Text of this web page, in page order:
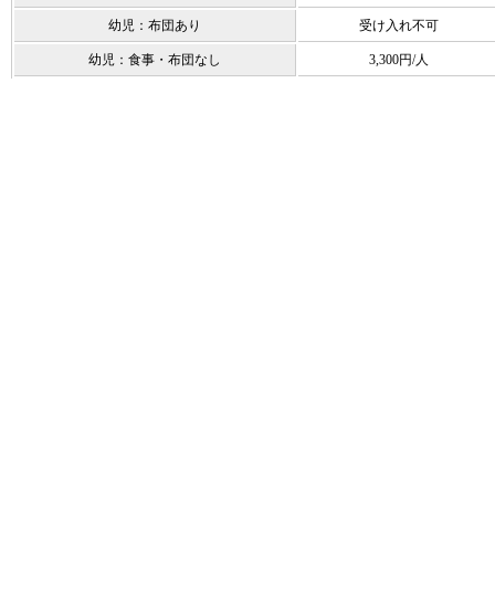
幼児：布団あり 受け入れ不可
幼児：食事・布団なし 3,300円/人